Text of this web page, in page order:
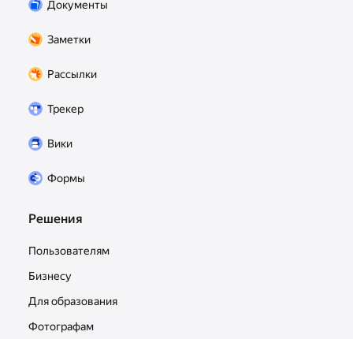
которые можно использовать в вашей
Документы
Заметки
Рассылки
Трекер
Вики
Формы
Решения
Пользователям
Бизнесу
Для образования
Фотографам